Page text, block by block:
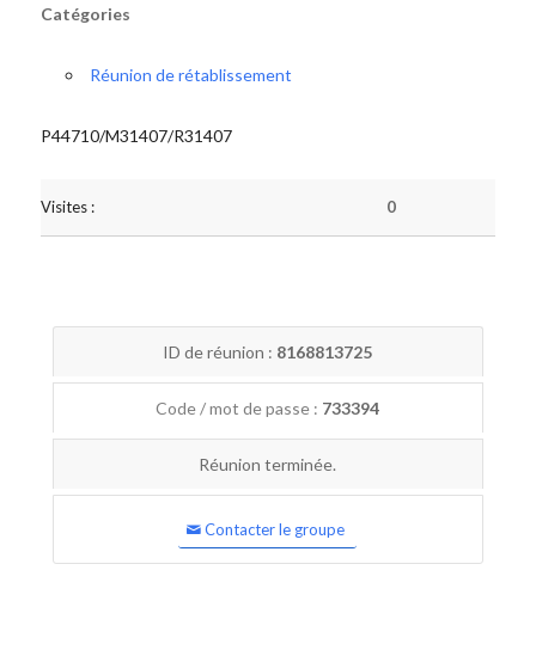
Catégories
Réunion de rétablissement
P44710/M31407/R31407
Visites : 0
ID de réunion : 8168813725
Code / mot de passe : 733394
Réunion terminée.
Contacter le groupe